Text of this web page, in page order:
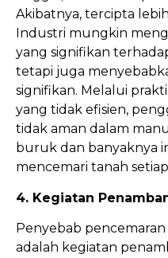
Akibatnya, tercipta
Industri mungkin
yang signifikan
tetapi juga
signifikan. Melalui
yang tidak efisien,
tidak aman dalam
buruk dan banyaknya
mencemari tanah
4. Kegiatan
Penyebab
adalah kegiatan